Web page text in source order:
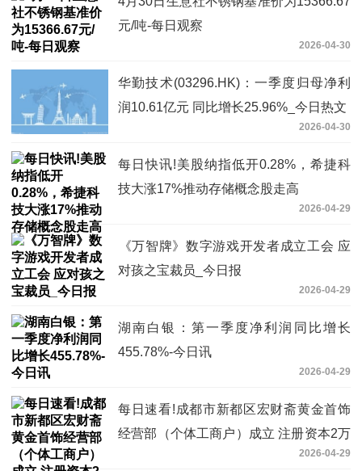
元/吨-每日观察
2026-04-30
华勤技术(03296.HK)：一季度归母净利
润10.61亿元 同比增长25.96%_今日热文
2026-04-30
每日快讯!美股纳指低开0.28%，希捷科
技大涨17%推动存储概念股走高
2026-04-29
‌《万智牌》数字游戏开发者成立工会 应
对孩之宝裁员_今日报
2026-04-29
湖南白银：第一季度净利润同比增长
455.78%-今日讯
2026-04-29
每日速看!成都市新都区宏财斋黄金首饰
经营部（个体工商户）成立 注册资本2万
2026-04-29